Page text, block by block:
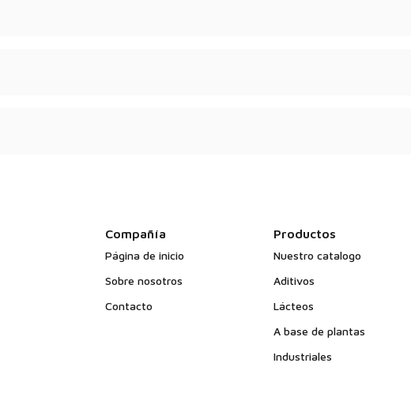
Compañía
Página de inicio
Sobre nosotros
Contacto
Productos
Nuestro catalogo
Aditivos
Lácteos
A base de plantas
Industriales